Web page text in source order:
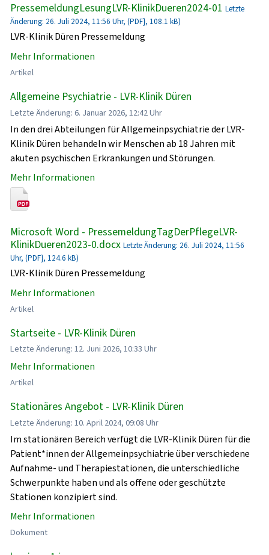
PressemeldungLesungLVR-KlinikDueren2024-01 Letzte
Änderung: 26. Juli 2024, 11:56 Uhr, (PDF}, 108.1 kB)
LVR-Klinik Düren Pressemeldung
Mehr Informationen
Artikel
Allgemeine Psychiatrie - LVR-Klinik Düren
Letzte Änderung: 6. Januar 2026, 12:42 Uhr
In den drei Abteilungen für Allgemeinpsychiatrie der LVR-
Klinik Düren behandeln wir Menschen ab 18 Jahren mit
akuten psychischen Erkrankungen und Störungen.
Mehr Informationen
Microsoft Word - PressemeldungTagDerPflegeLVR-
KlinikDueren2023-0.docx Letzte Änderung: 26. Juli 2024, 11:56
Uhr, (PDF}, 124.6 kB)
LVR-Klinik Düren Pressemeldung
Mehr Informationen
Artikel
Startseite - LVR-Klinik Düren
Letzte Änderung: 12. Juni 2026, 10:33 Uhr
Mehr Informationen
Artikel
Stationäres Angebot - LVR-Klinik Düren
Letzte Änderung: 10. April 2024, 09:08 Uhr
Im stationären Bereich verfügt die LVR-Klinik Düren für die
Patient*innen der Allgemeinpsychiatrie über verschiedene
Aufnahme- und Therapiestationen, die unterschiedliche
Schwerpunkte haben und als offene oder geschützte
Stationen konzipiert sind.
Mehr Informationen
Dokument